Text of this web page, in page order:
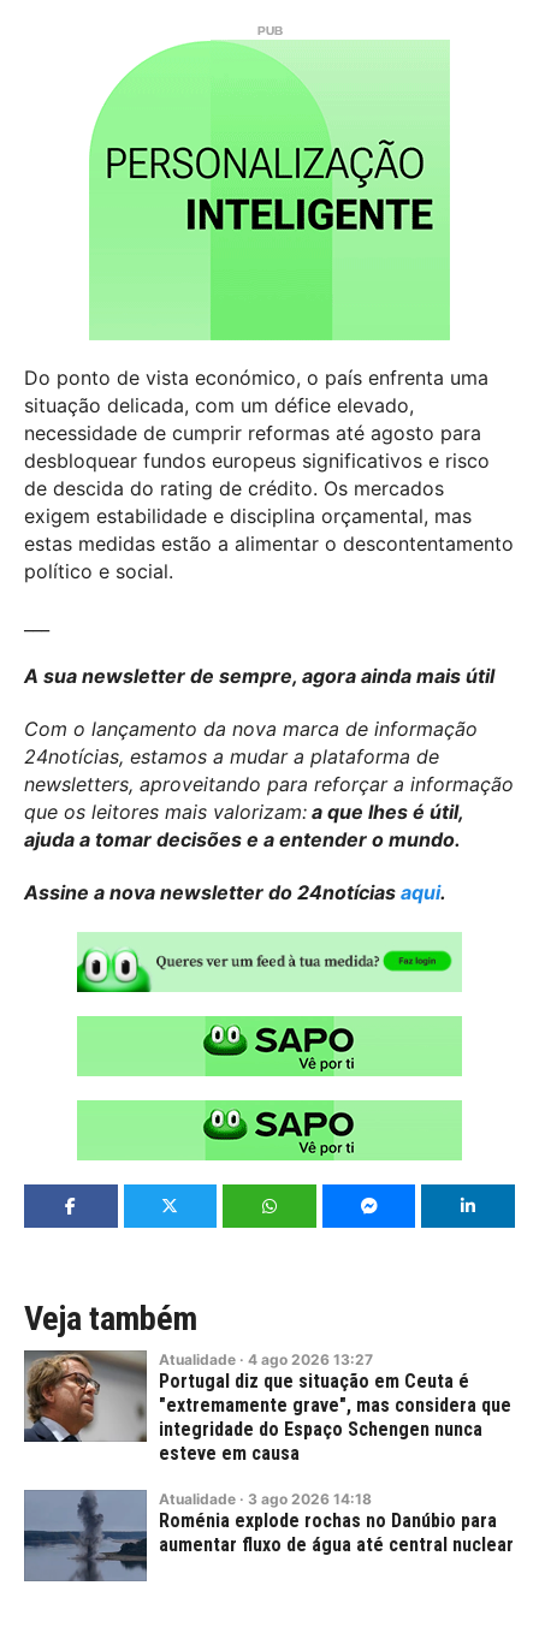
Do ponto de vista económico, o país enfrenta uma
situação delicada, com um défice elevado,
necessidade de cumprir reformas até agosto para
desbloquear fundos europeus significativos e risco
de descida do rating de crédito. Os mercados
exigem estabilidade e disciplina orçamental, mas
estas medidas estão a alimentar o descontentamento
político e social.
A sua newsletter de sempre, agora ainda mais útil
Com o lançamento da nova marca de informação
24notícias, estamos a mudar a plataforma de
newsletters, aproveitando para reforçar a informação
que os leitores mais valorizam: a que lhes é útil,
ajuda a tomar decisões e a entender o mundo.
Assine a nova newsletter do 24notícias aqui.
Veja também
Atualidade · 4 ago 2026 13:27
Portugal diz que situação em Ceuta é
"extremamente grave", mas considera que
integridade do Espaço Schengen nunca
esteve em causa
Atualidade · 3 ago 2026 14:18
Roménia explode rochas no Danúbio para
aumentar fluxo de água até central nuclear